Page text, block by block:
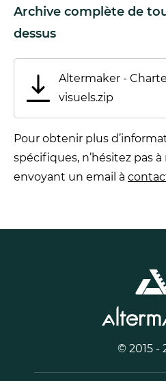
Archive complète de
dessus
Altermaker -
visuels.zip
Pour obtenir plus
spécifiques, n’hésitez pas
envoyant un email à
© 2015 -